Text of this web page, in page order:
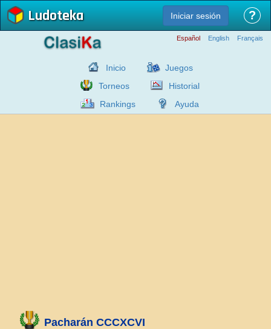
Ludoteka Iniciar sesión ?
Español English Français
Inicio
Juegos
Torneos
Historial
Rankings
Ayuda
Pacharán CCCXCVI